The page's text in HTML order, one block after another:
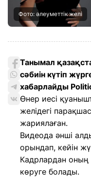
Фото: әлеуметтік желі
Танымал
сәбиін күтіп
хабарлайды
Өнер иесі
желідегі
жариялаған.
Видеода әнші
орындап, кейін
Кадрлардан
көруге болады.